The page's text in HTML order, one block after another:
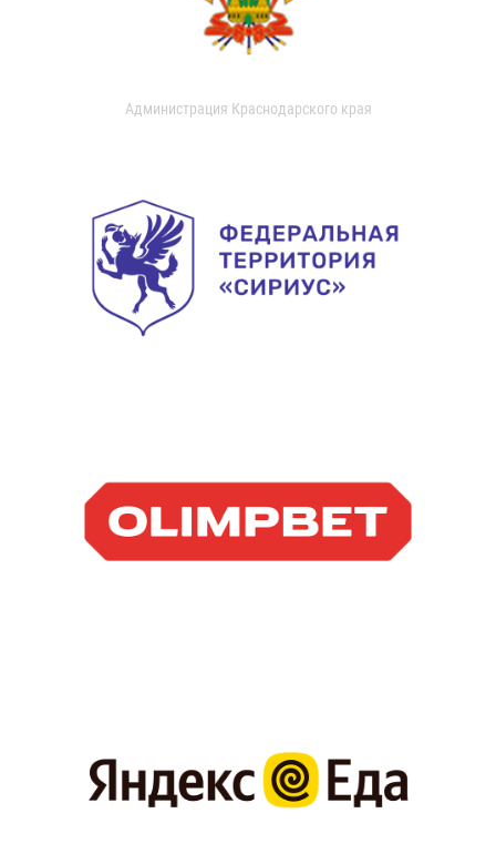
Администрация Краснодарского края